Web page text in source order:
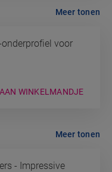
voor
WINKELMANDJE
Meer tonen
- Impressive
Meer tonen